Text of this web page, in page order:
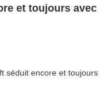
et toujours avec